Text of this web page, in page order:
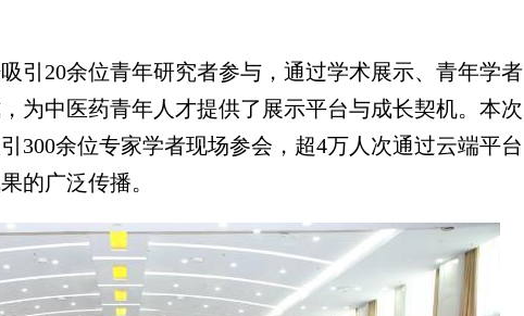
20余位青年研究者参与，通过学术展示、青年学者
为中医药青年人才提供了展示平台与成长契机。本次
300余位专家学者现场参会，超4万人次通过云端平台
的广泛传播。